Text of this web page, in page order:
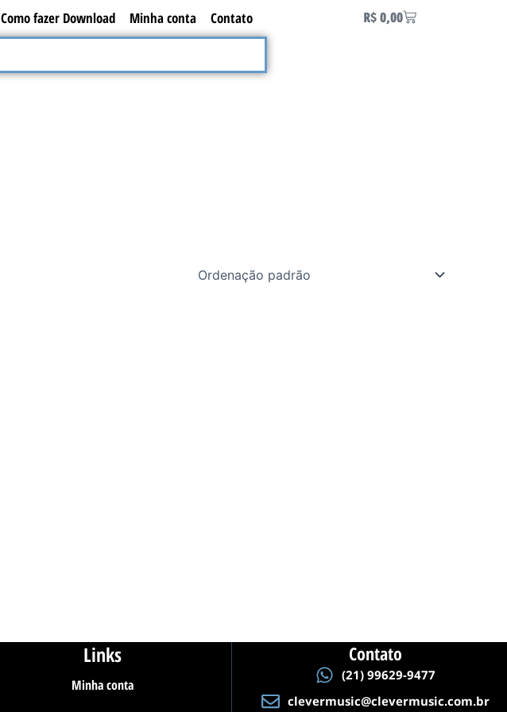
Como fazer Download Minha conta Contato R$0,00Carrinho
Links
Minha conta
Contato
(21) 99629-9477
clevermusic@clevermusic.com.br